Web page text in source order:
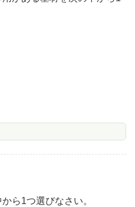
ら1つ選びなさい。